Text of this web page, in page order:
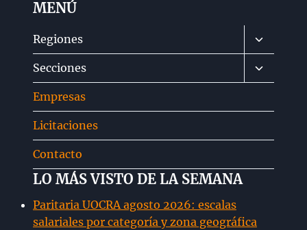
MENÚ
Regiones
Alternar
menú
hijo
Secciones
Alternar
menú
Empresas
Licitaciones
Contacto
LO MÁS VISTO DE LA SEMANA
Paritaria UOCRA agosto 2026: escalas
salariales por categoría y zona geográfica